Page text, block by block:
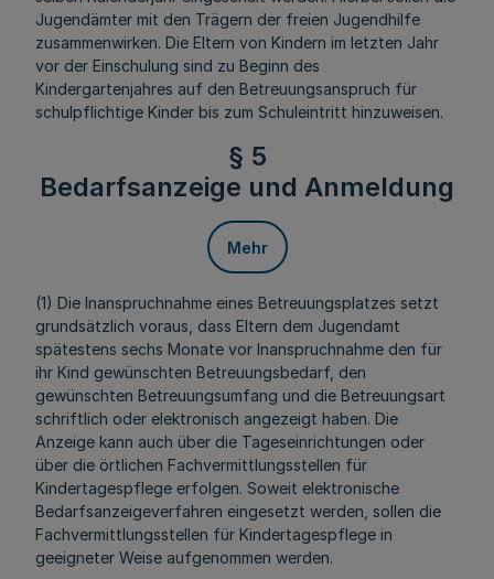
Jugendämter mit den Trägern der freien Jugendhilfe
zusammenwirken. Die Eltern von Kindern im letzten Jahr
vor der Einschulung sind zu Beginn des
Kindergartenjahres auf den Betreuungsanspruch für
schulpflichtige Kinder bis zum Schuleintritt hinzuweisen.
§ 5
Bedarfsanzeige und Anmeldung
Mehr
(1) Die Inanspruchnahme eines Betreuungsplatzes setzt
grundsätzlich voraus, dass Eltern dem Jugendamt
spätestens sechs Monate vor Inanspruchnahme den für
ihr Kind gewünschten Betreuungsbedarf, den
gewünschten Betreuungsumfang und die Betreuungsart
schriftlich oder elektronisch angezeigt haben. Die
Anzeige kann auch über die Tageseinrichtungen oder
über die örtlichen Fachvermittlungsstellen für
Kindertagespflege erfolgen. Soweit elektronische
Bedarfsanzeigeverfahren eingesetzt werden, sollen die
Fachvermittlungsstellen für Kindertagespflege in
geeigneter Weise aufgenommen werden.